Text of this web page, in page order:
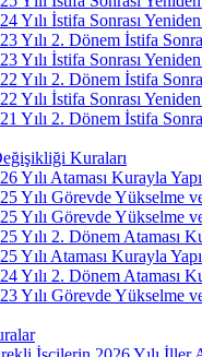
Yılı İstifa Sonrası
Yılı 2. Dönem İstifa
Yılı İstifa Sonrası
Yılı 2. Dönem İstifa
Yılı İstifa Sonrası
Yılı 2. Dönem İstifa
Kuraları
Yılı Ataması Kurayla
Yılı Görevde Yükselme
Yılı Görevde Yükselme
Yılı 2. Dönem Ataması
Yılı Ataması Kurayla
Yılı 2. Dönem Ataması
Yılı Görevde Yükselme